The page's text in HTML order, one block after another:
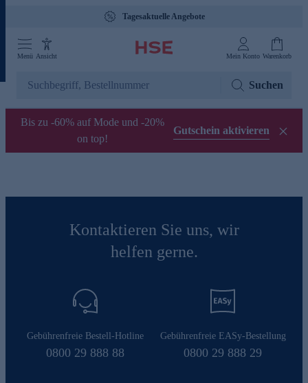
Tagesaktuelle Angebote
Menü Ansicht Mein Konto Warenkorb
Suchen
Bis zu -60% auf Mode und -20%
on top!
Gutschein aktivieren
Kontaktieren Sie uns, wir
helfen gerne.
Gebührenfreie Bestell-Hotline
0800 29 888 88
Gebührenfreie EASy-Bestellung
0800 29 888 29